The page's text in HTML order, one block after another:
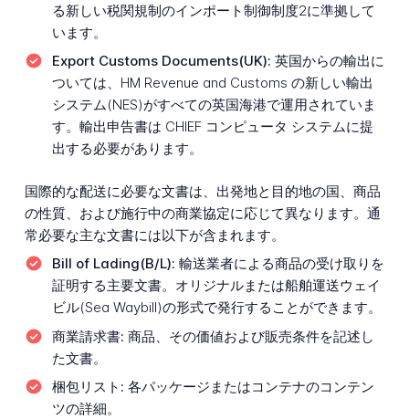
る新しい税関規制のインポート制御制度2に準拠して
います。
Export Customs Documents(UK): 英国からの輸出に
ついては、HM Revenue and Customs の新しい輸出
システム(NES)がすべての英国海港で運用されていま
す。輸出申告書は CHIEF コンピュータ システムに提
出する必要があります。
国際的な配送に必要な文書は、出発地と目的地の国、商品
の性質、および施行中の商業協定に応じて異なります。通
常必要な主な文書には以下が含まれます。
Bill of Lading(B/L): 輸送業者による商品の受け取りを
証明する主要文書。オリジナルまたは船舶運送ウェイ
ビル(Sea Waybill)の形式で発行することができます。
商業請求書: 商品、その価値および販売条件を記述し
た文書。
梱包リスト: 各パッケージまたはコンテナのコンテン
ツの詳細。